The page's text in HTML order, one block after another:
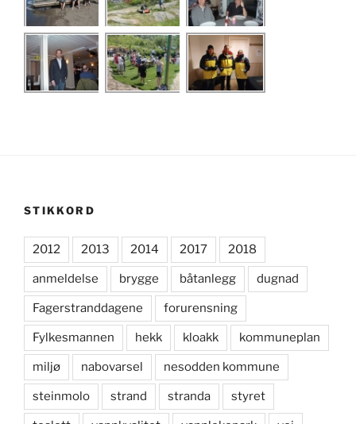
STIKKORD
2012 2013 2014 2017 2018
anmeldelse brygge båtanlegg dugnad
Fagerstranddagene forurensning
Fylkesmannen hekk kloakk kommuneplan
miljø nabovarsel nesodden kommune
steinmolo strand stranda styret